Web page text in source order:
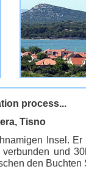
process...
Tisno
Insel.
und
den